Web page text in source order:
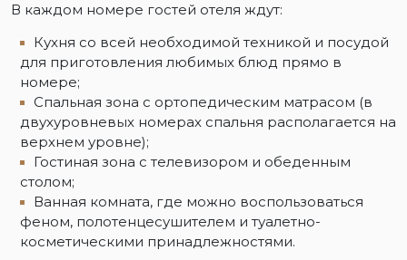
В каждом номере гостей отеля ждут:
Кухня со всей необходимой техникой и посудой
для приготовления любимых блюд прямо в
номере;
Спальная зона с ортопедическим матрасом (в
двухуровневых номерах спальня располагается на
верхнем уровне);
Гостиная зона с телевизором и обеденным
столом;
Ванная комната, где можно воспользоваться
феном, полотенцесушителем и туалетно-
косметическими принадлежностями.